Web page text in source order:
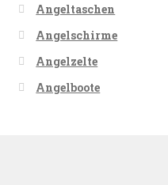
Angeltaschen
Angelschirme
Angelzelte
Angelboote